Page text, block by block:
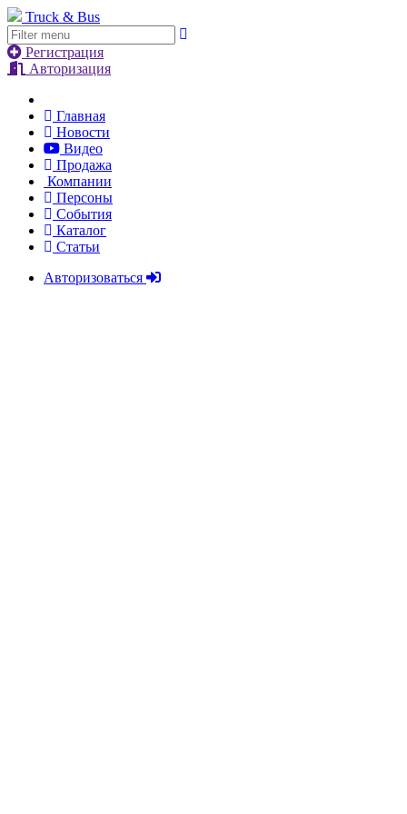
Truck & Bus
Регистрация
Авторизация
Главная
Новости
Видео
Продажа
Компании
Персоны
События
Каталог
Статьи
Авторизоваться